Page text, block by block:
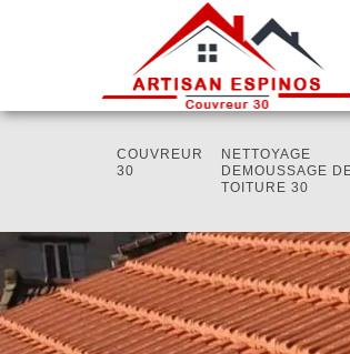
COUVREUR
30
NETTOYAGE
DEMOUSSAGE
TOITURE 30